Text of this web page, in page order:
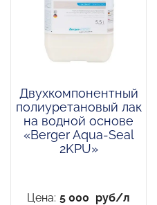
Двухкомпонентный
полиуретановый лак
на водной основе
«Berger Aqua-Seal
2KPU»
Цена: 5 000 руб/л